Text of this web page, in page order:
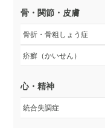
骨・関節・皮膚
骨折・骨粗しょう症
疥癬（かいせん）
心・精神
統合失調症